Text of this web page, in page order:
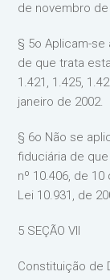
de novembro de
§ 5o Aplicam-
de que trata
1.421, 1.425,
janeiro de 2002.
§ 6o Não se
fiduciária de
nº 10.406, de
Lei 10.931, de
5 SEÇÃO VII
Constituição de